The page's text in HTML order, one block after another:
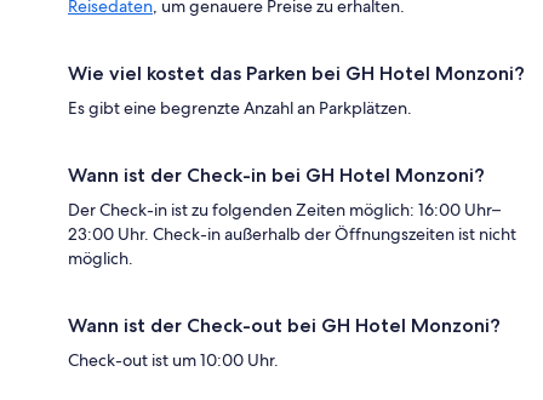
Reisedaten, um genauere Preise zu erhalten.
Wie viel kostet das Parken bei GH Hotel Monzoni?
Es gibt eine begrenzte Anzahl an Parkplätzen.
Wann ist der Check-in bei GH Hotel Monzoni?
Der Check-in ist zu folgenden Zeiten möglich: 16:00 Uhr–
23:00 Uhr. Check-in außerhalb der Öffnungszeiten ist nicht
möglich.
Wann ist der Check-out bei GH Hotel Monzoni?
Check-out ist um 10:00 Uhr.